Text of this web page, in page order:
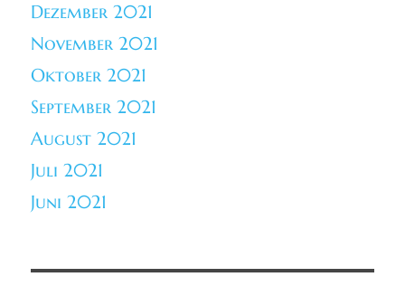
Dezember 2021
November 2021
Oktober 2021
September 2021
August 2021
Juli 2021
Juni 2021